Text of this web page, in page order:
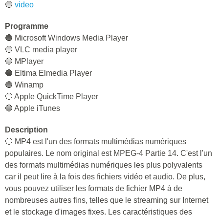
🔵 video
Programme
🔵 Microsoft Windows Media Player
🔵 VLC media player
🔵 MPlayer
🔵 Eltima Elmedia Player
🔵 Winamp
🔵 Apple QuickTime Player
🔵 Apple iTunes
Description
🔵 MP4 est l'un des formats multimédias numériques
populaires. Le nom original est MPEG-4 Partie 14. C'est l'un
des formats multimédias numériques les plus polyvalents
car il peut lire à la fois des fichiers vidéo et audio. De plus,
vous pouvez utiliser les formats de fichier MP4 à de
nombreuses autres fins, telles que le streaming sur Internet
et le stockage d'images fixes. Les caractéristiques des